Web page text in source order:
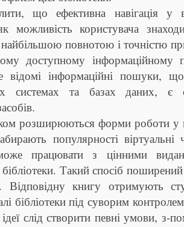
що ефективна навігація у
можливість користувача
повнотою і точністю
доступному інформаційному
відомі інформаційні пошуки,
системах та базах даних, є
розширюються форми роботи у
популярності
працювати з цінними
бібліотеки. Такий спосіб поширений
Відповідну книгу отримують
бібліотеки під суворим
ідеї слід створити певні умови,